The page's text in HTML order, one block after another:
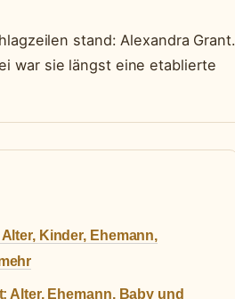
stand: Alexandra Grant.
war sie längst eine etablierte
Kinder, Ehemann,
Alter, Ehemann, Baby und